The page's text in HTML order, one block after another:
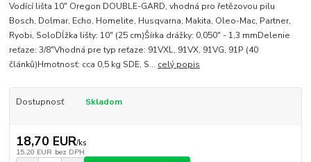
Vodící lišta 10" Oregon DOUBLE-GARD, vhodná pro řetězovou pilu
Bosch, Dolmar, Echo, Homelite, Husqvarna, Makita, Oleo-Mac, Partner,
Ryobi, SoloDĺžka lišty: 10" (25 cm)Šírka drážky: 0,050" - 1,3 mmDelenie
reťaze: 3/8"Vhodná pre typ reťaze: 91VXL, 91VX, 91VG, 91P (40
článků)Hmotnosť: cca 0,5 kg SDE, S... celý popis
Dostupnosť Skladom
18,70 EUR/ks
15,20 EUR bez DPH